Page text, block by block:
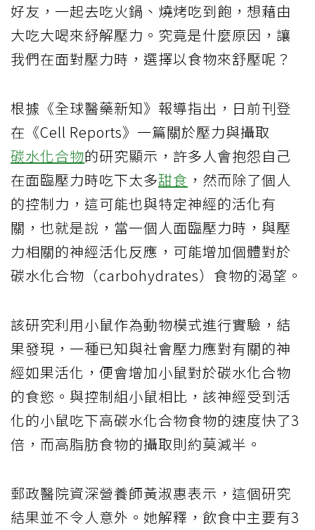
好友，一起去吃火鍋、燒烤吃到飽，想藉由
大吃大喝來紓解壓力。究竟是什麼原因，讓
我們在面對壓力時，選擇以食物來舒壓呢？
根據《全球醫藥新知》報導指出，日前刊登
在《Cell Reports》一篇關於壓力與攝取
碳水化合物的研究顯示，許多人會抱怨自己
在面臨壓力時吃下太多甜食 ，然而除了個人
的控制力，這可能也與特定神經的活化有
關，也就是說，當一個人面臨壓力時，與壓
力相關的神經活化反應，可能增加個體對於
碳水化合物（carbohydrates）食物的渴望。
該研究利用小鼠作為動物模式進行實驗，結
果發現，一種已知與社會壓力應對有關的神
經如果活化，便會增加小鼠對於碳水化合物
的食慾。與控制組小鼠相比，該神經受到活
化的小鼠吃下高碳水化合物食物的速度快了3
倍，而高脂肪食物的攝取則約莫減半。
郵政醫院資深營養師黃淑惠表示，這個研究
結果並不令人意外。她解釋，飲食中主要有3